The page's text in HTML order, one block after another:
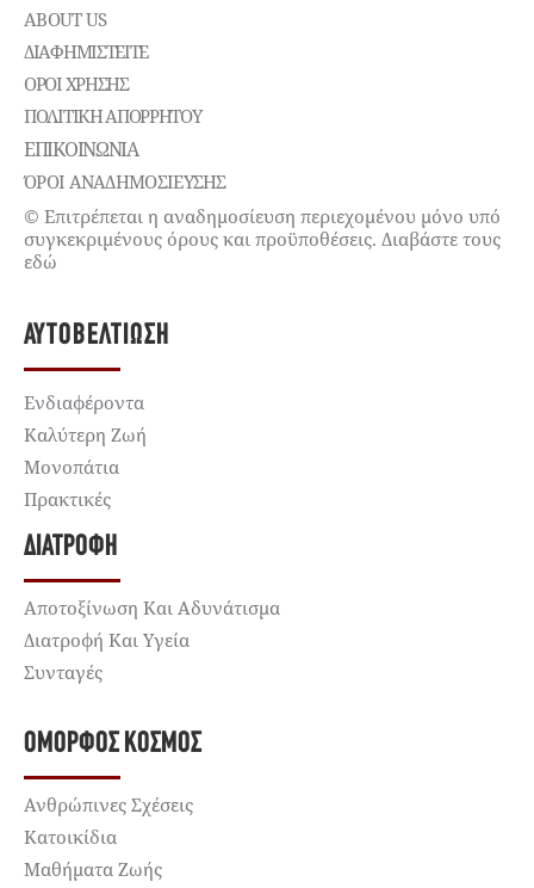
ABOUT US
ΔΙΑΦΗΜΙΣΤΕΊΤΕ
ΌΡΟΙ ΧΡΉΣΗΣ
ΠΟΛΙΤΙΚΉ ΑΠΟΡΡΉΤΟΥ
ΕΠΙΚΟΙΝΩΝΊΑ
ΌΡΟΙ ΑΝΑΔΗΜΟΣΙΕΥΣΗΣ
© Επιτρέπεται η αναδημοσίευση περιεχομένου μόνο υπό
συγκεκριμένους όρους και προϋποθέσεις. Διαβάστε τους
εδώ
ΑΥΤΟΒΕΛΤΊΩΣΗ
Ενδιαφέροντα
Καλύτερη Ζωή
Μονοπάτια
Πρακτικές
ΔΙΑΤΡΟΦΉ
Αποτοξίνωση Και Αδυνάτισμα
Διατροφή Και Υγεία
Συνταγές
ΌΜΟΡΦΟΣ ΚΌΣΜΟΣ
Ανθρώπινες Σχέσεις
Κατοικίδια
Μαθήματα Ζωής